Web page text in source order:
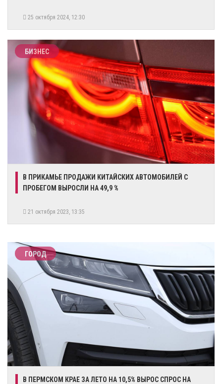
25 октября 2024, 12:30
БИЗНЕС
В ПРИКАМЬЕ ПРОДАЖИ КИТАЙСКИХ АВТОМОБИЛЕЙ С
ПРОБЕГОМ ВЫРОСЛИ НА 49,9 %
21 октября 2023, 13:35
ГОРОД
В ПЕРМСКОМ КРАЕ ЗА ЛЕТО НА 10,5% ВЫРОС СПРОС НА